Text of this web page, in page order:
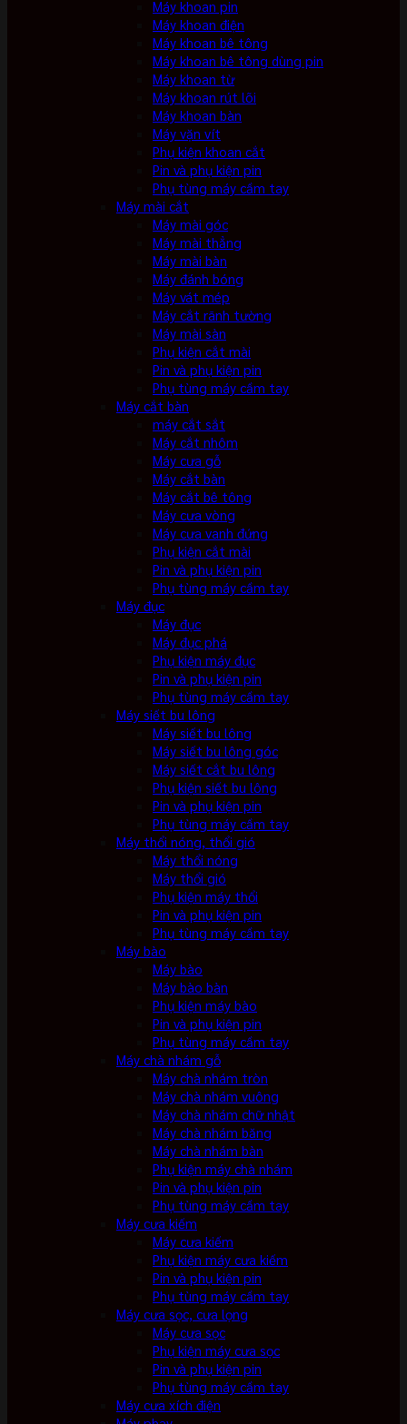
Máy khoan pin
Máy khoan điện
Máy khoan bê tông
Máy khoan bê tông dùng pin
Máy khoan từ
Máy khoan rút lõi
Máy khoan bàn
Máy vặn vít
Phụ kiện khoan cắt
Pin và phụ kiện pin
Phụ tùng máy cầm tay
Máy mài cắt
Máy mài góc
Máy mài thẳng
Máy mài bàn
Máy đánh bóng
Máy vát mép
Máy cắt rãnh tường
Máy mài sàn
Phụ kiện cắt mài
Pin và phụ kiện pin
Phụ tùng máy cầm tay
Máy cắt bàn
máy cắt sắt
Máy cắt nhôm
Máy cưa gỗ
Máy cắt bàn
Máy cắt bê tông
Máy cưa vòng
Máy cưa vanh đứng
Phụ kiện cắt mài
Pin và phụ kiện pin
Phụ tùng máy cầm tay
Máy đục
Máy đục
Máy đục phá
Phụ kiện máy đục
Pin và phụ kiện pin
Phụ tùng máy cầm tay
Máy siết bu lông
Máy siết bu lông
Máy siết bu lông góc
Máy siết cắt bu lông
Phụ kiện siết bu lông
Pin và phụ kiện pin
Phụ tùng máy cầm tay
Máy thổi nóng, thổi gió
Máy thổi nóng
Máy thổi gió
Phụ kiện máy thổi
Pin và phụ kiện pin
Phụ tùng máy cầm tay
Máy bào
Máy bào
Máy bào bàn
Phụ kiện máy bào
Pin và phụ kiện pin
Phụ tùng máy cầm tay
Máy chà nhám gỗ
Máy chà nhám tròn
Máy chà nhám vuông
Máy chà nhám chữ nhật
Máy chà nhám băng
Máy chà nhám bàn
Phụ kiện máy chà nhám
Pin và phụ kiện pin
Phụ tùng máy cầm tay
Máy cưa kiếm
Máy cưa kiếm
Phụ kiện máy cưa kiếm
Pin và phụ kiện pin
Phụ tùng máy cầm tay
Máy cưa sọc, cưa lọng
Máy cưa sọc
Phụ kiện máy cưa sọc
Pin và phụ kiện pin
Phụ tùng máy cầm tay
Máy cưa xích điện